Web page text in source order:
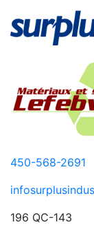
450-568-2691
196 QC-143